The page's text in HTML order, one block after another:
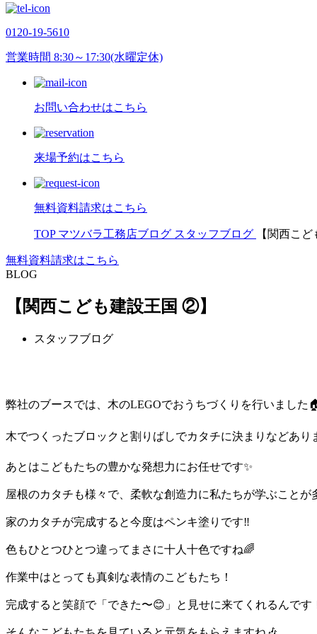
0120-19-5610
営業時間 8:30～17:30(水曜定休)
お問い合わせはこちら
来場予約はこちら
無料資料請求はこちら
TOP マツバラ工務店ブログ スタッフブログ 【関西こ
無料資料請求はこちら
BLOG
【関西こども建設王国 ②】
スタッフブログ
弊社のブースでは、木のLEGOでおうちづくりを行いました
木でつくったブロックと割りばしでカタチに決まりなどあり
あとはこどもたちの豊かな発想力にお任せです✨
屋根のカタチも様々で、柔軟な創造力に私たちが学ぶことが
家のカタチが完成すると今度はペンキ塗りです‼️
色もひとつひとつ違ってまさに十人十色ですね🌈
作業中はとっても真剣な表情のこどもたち！
完成すると笑顔で「できた〜😊」と見せに来てくれるんです